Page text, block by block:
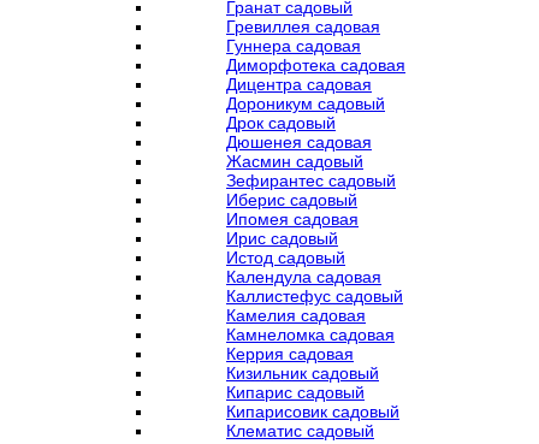
Гранат садовый
Гревиллея садовая
Гуннера садовая
Диморфотека садовая
Дицентра садовая
Дороникум садовый
Дрок садовый
Дюшенея садовая
Жасмин садовый
Зефирантес садовый
Иберис садовый
Ипомея садовая
Ирис садовый
Истод садовый
Календула садовая
Каллистефус садовый
Камелия садовая
Камнеломка садовая
Керрия садовая
Кизильник садовый
Кипарис садовый
Кипарисовик садовый
Клематис садовый